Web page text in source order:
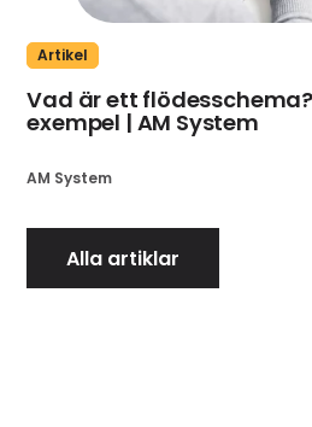
Artikel
Vad är ett
exempel | AM System
AM System
Alla artiklar